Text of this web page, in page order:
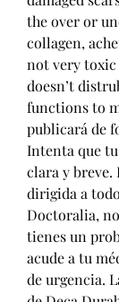
the over or
collagen,
not very
doesn’t
functions to
publicará de
Intenta que
clara y breve.
dirigida a
Doctoralia,
tienes un
acude a tu
de urgencia.